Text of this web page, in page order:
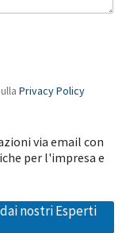
Privacy Policy
per l'impresa e
nostri Esperti